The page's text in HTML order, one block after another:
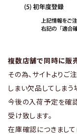
複数店舗で同時に販売
その為、サイトより
しまい欠品してしまう
今後の入荷予定を確
受け致します。
在庫確認につきまし